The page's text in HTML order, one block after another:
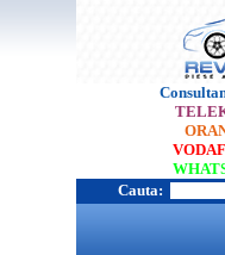
Cauta: